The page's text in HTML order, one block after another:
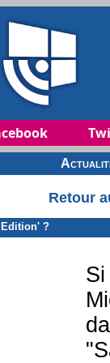
Retour
Edition' ?